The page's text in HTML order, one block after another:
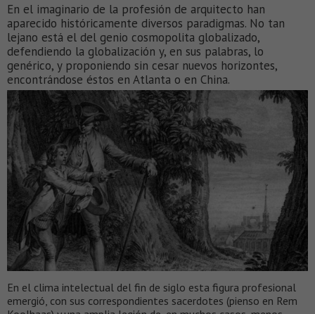
En el imaginario de la profesión de arquitecto han
aparecido históricamente diversos paradigmas. No tan
lejano está el del genio cosmopolita globalizado,
defendiendo la globalización y, en sus palabras, lo
genérico, y proponiendo sin cesar nuevos horizontes,
encontrándose éstos en Atlanta o en China.
En el clima intelectual del fin de siglo esta figura profesional
emergió, con sus correspondientes sacerdotes (pienso en Rem